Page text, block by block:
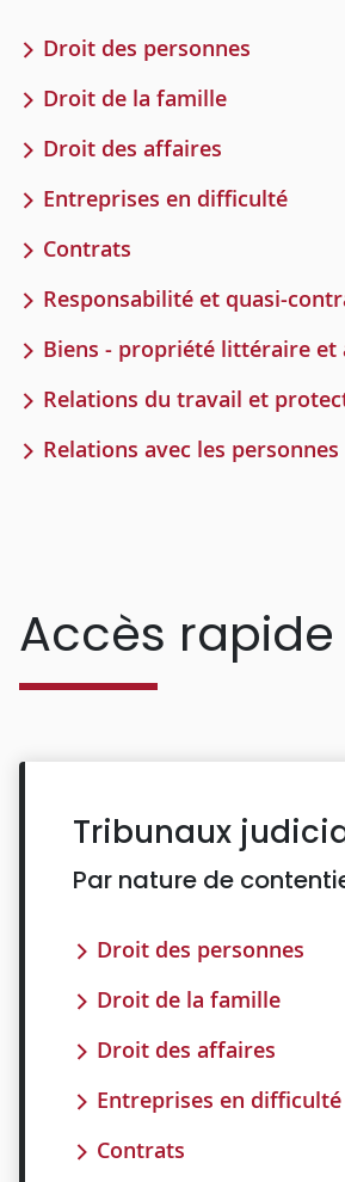
Droit des personnes
Droit de la famille
Droit des affaires
Entreprises en difficulté
Contrats
Responsabilité et quasi-
Biens - propriété littéraire
Relations du travail et
Relations avec les
Accès
Tribunaux
Par nature de
Droit des personnes
Droit de la famille
Droit des affaires
Entreprises en difficulté
Contrats